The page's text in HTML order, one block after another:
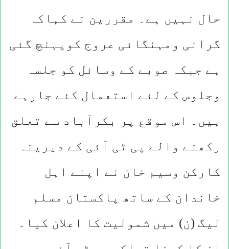
حال نہیں ہے۔ مقررین نے کہاکہ
گرانی ومہنگائی عروج کوپہنچ گئی
ہے جبکہ صوبے کے وسائل کو جلسہ
وجلوس کے لئے استعمال کئے جارہے
ہیں۔ اس موقع پر بکرآباد سے تعلق
رکھنے والے پی ٹی آئی کے دیرینہ
کارکن وسیم خان نے اپنے اہل
خاندان کے ساتھ پاکستان مسلم
لیگ (ن) میں شمولیت کا اعلان کیا۔